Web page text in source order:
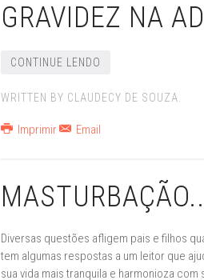
GRAVIDEZ NA
CONTINUE LENDO
WRITTEN BY CLAUDECY DE SOUZA.
Imprimir Email
Diversas questões afligem pais e filhos
tem algumas respostas a um leitor que
sua vida mais tranquila e harmonioza com